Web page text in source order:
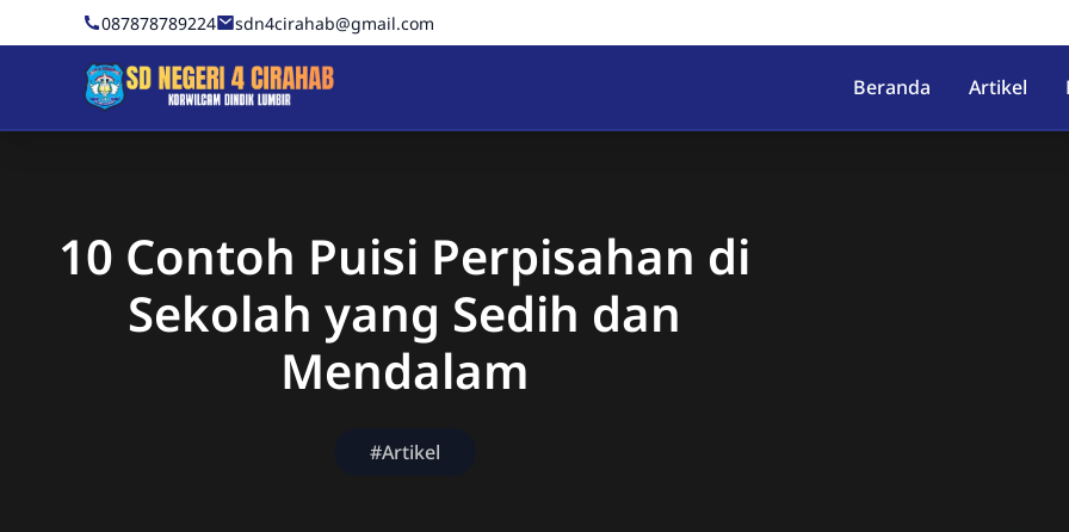
Skip to Content087878789224 sdn4cirahab@gmail.com
Sekolah Dasar Negeri 4 Cirahab, Kec. Lumbir, Kab.
Beranda Artikel
10 Contoh Puisi Perpisahan di
Sekolah yang Sedih dan
Mendalam
#Artikel